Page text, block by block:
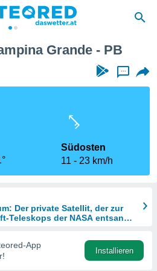
Grande - PB
...
Südosten
11
23 km/h
Der private Satellit, der zur
Teleskops der NASA entsandt
App
Installieren